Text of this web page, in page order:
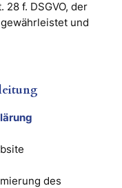
f. DSGVO, der
und
des